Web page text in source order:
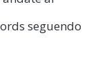
seguendo